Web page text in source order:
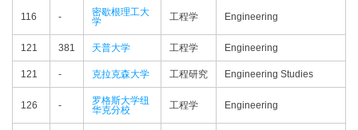
116 -
密歇根理工大
学
工程学 Engineering
121 381 天普大学 工程学 Engineering
121 - 克拉克森大学 工程研究 Engineering Studies
126 -
罗格斯大学纽
华克分校
工程学 Engineering